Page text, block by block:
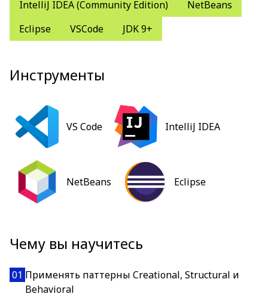
IntelliJ IDEA (Community Edition)
NetBeans
Eclipse
VSCode JDK 9+
Инструменты
VS Code IntelliJ IDEA
NetBeans Eclipse
Чему вы научитесь
01 Применять паттерны Creational, Structural и
Behavioral